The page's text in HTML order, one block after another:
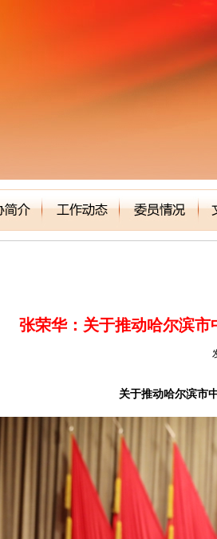
张荣华：关于推动哈尔滨
关于推动哈尔滨市